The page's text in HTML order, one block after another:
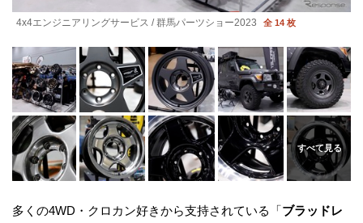
4x4エンジニアリングサービス / 群馬パーツショー2023 全 14 枚
多くの4WD・クロカン好きから支持されている「ブラッドレ